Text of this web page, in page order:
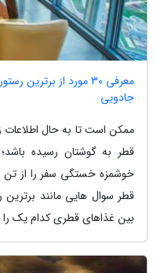
معرفی 30 مورد از
جادویی
ممکن است تا به حال
قطر به گوشتان رسیده
خوشمزه خستگی سفر را از تن
قطر سوال هایی مانند
بین غذاهای قطری کدام یک را